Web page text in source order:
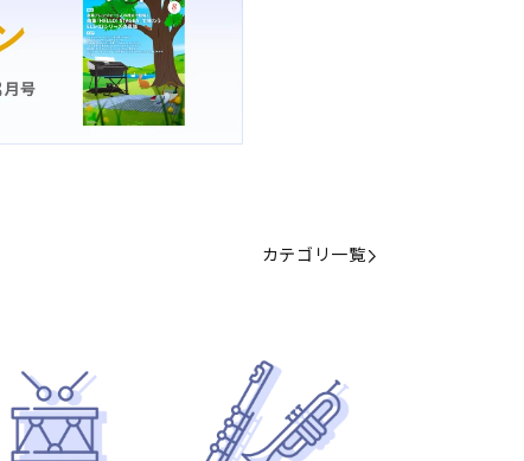
カテゴリ一覧